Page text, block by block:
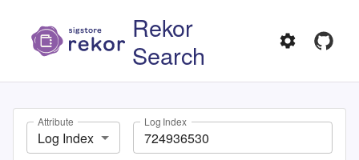
Rekor
Search
Attribute
Log Index
Log Index